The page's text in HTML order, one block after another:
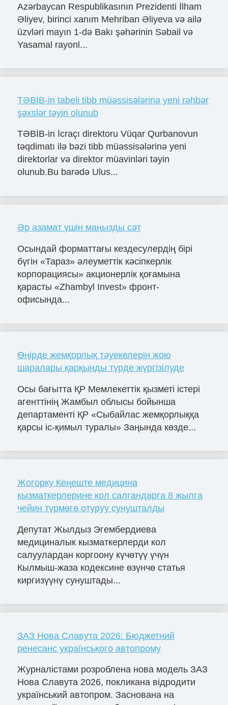
Azərbaycan Respublikasının Prezidenti İlham
Əliyev, birinci xanım Mehriban Əliyeva və ailə
üzvləri mayın 1-də Bakı şəhərinin Səbail və
Yasamal rayonl...
TƏBİB-in tabeli tibb müəssisələrinə yeni rəhbər
şəxslər təyin olunub
TƏBİB-in İcraçı direktoru Vüqar Qurbanovun
təqdimatı ilə bəzi tibb müəssisələrinə yeni
direktorlar və direktor müavinləri təyin
olunub.Bu barədə Ulus...
Әр азамат үшін маңызды сәт
Осындай форматтағы кездесулердің бірі
бүгін «Тараз» әлеуметтік кәсіпкерлік
корпорациясы» акционерлік қоғамына
қарасты «Zhambyl Invest» фронт-
офисында...
Өңірде жемқорлық тәуекелерін жою
шаралары қарқынды түрде жүргізілуде
Осы бағытта ҚР Мемлекеттік қызметі істері
агенттінің Жамбыл облысы бойынша
департаменті ҚР «Сыбайлас жемқорлыққа
қарсы іс-қимыл туралы» Заңында көзде...
Жогорку Кеңеште медицина
кызматкерлерине кол салгандарга 8 жылга
чейин түрмөгө отуруу сунушталды
Депутат Жылдыз Эгембердиева
медициналык кызматкерлерди кол
салуулардан коргоону күчөтүү үчүн
Кылмыш-жаза кодексине өзүнчө статья
киргизүүнү сунуштады...
ЗАЗ Нова Славута 2026: Бюджетний
ренесанс українського автопрому
Журналістами розроблена нова модель ЗАЗ
Нова Славута 2026, покликана відродити
український автопром. Заснована на